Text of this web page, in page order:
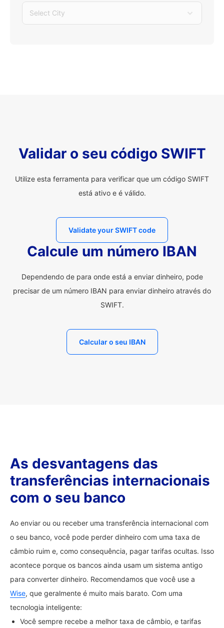
Select City
Validar o seu código SWIFT
Utilize esta ferramenta para verificar que um código SWIFT
está ativo e é válido.
Validate your SWIFT code
Calcule um número IBAN
Dependendo de para onde está a enviar dinheiro, pode
precisar de um número IBAN para enviar dinheiro através do
SWIFT.
Calcular o seu IBAN
As desvantagens das
transferências internacionais
com o seu banco
Ao enviar ou ou receber uma transferência internacional com
o seu banco, você pode perder dinheiro com uma taxa de
câmbio ruim e, como consequência, pagar tarifas ocultas. Isso
acontece porque os bancos ainda usam um sistema antigo
para converter dinheiro. Recomendamos que você use a
Wise, que geralmente é muito mais barato. Com uma
tecnologia inteligente:
Você sempre recebe a melhor taxa de câmbio, e tarifas